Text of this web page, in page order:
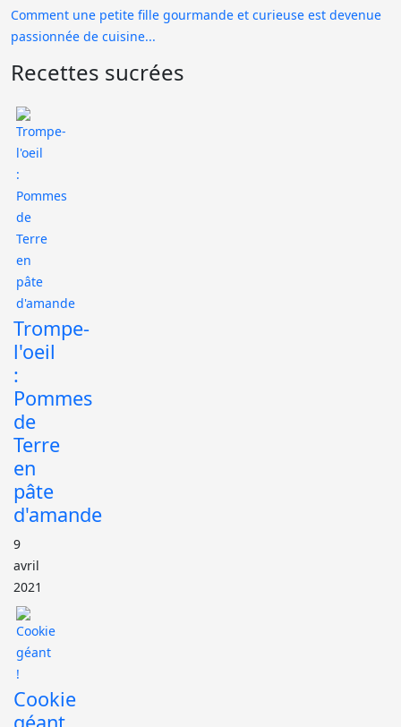
Comment une petite fille gourmande et curieuse est devenue
passionnée de cuisine...
Recettes sucrées
Trompe-
l'oeil
:
Pommes
de
Terre
en
pâte
d'amande
9
avril
2021
Cookie